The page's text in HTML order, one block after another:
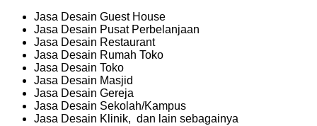
Jasa Desain Guest House
Jasa Desain Pusat Perbelanjaan
Jasa Desain Restaurant
Jasa Desain Rumah Toko
Jasa Desain Toko
Jasa Desain Masjid
Jasa Desain Gereja
Jasa Desain Sekolah/Kampus
Jasa Desain Klinik, dan lain sebagainya